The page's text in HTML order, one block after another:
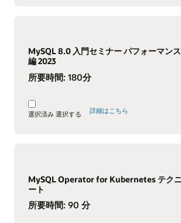
MySQL 8.0 入門セミナー パフォーマン
編 2023
所要時間: 180分
選択済み 選択する 詳細はこちら
MySQL Operator for Kubernetes テク
ート
所要時間: 90 分